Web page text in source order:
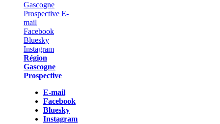
Région
Gascogne
Prospective
E-mail
Facebook
Bluesky
Instagram